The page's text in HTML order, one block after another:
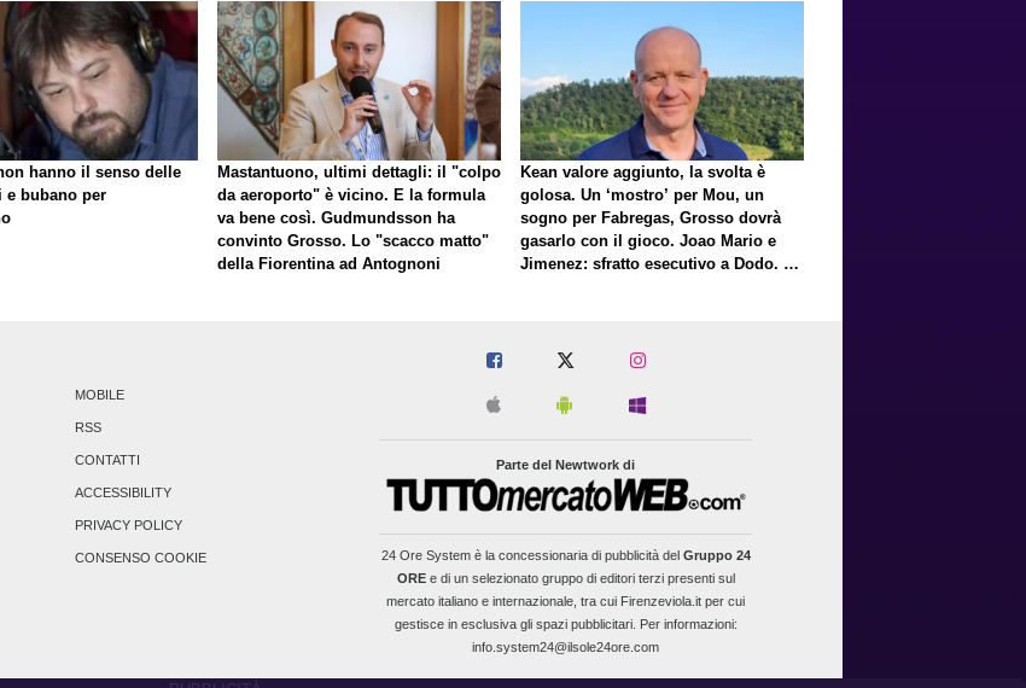
hanno il senso delle
bubano per
Mastantuono, ultimi dettagli: il "colpo
da aeroporto" è vicino. E la formula
va bene così. Gudmundsson ha
convinto Grosso. Lo "scacco matto"
della Fiorentina ad Antognoni
Kean valore aggiunto, la svolta è
golosa. Un ‘mostro’ per Mou, un
sogno per Fabregas, Grosso dovrà
gasarlo con il gioco. Joao Mario e
Jimenez: sfratto esecutivo a Dodo. E
MOBILE
RSS
CONTATTI
ACCESSIBILITY
PRIVACY POLICY
CONSENSO COOKIE
Parte del Newtwork di
24 Ore Systemè la concessionaria di pubblicità del Gruppo 24
OREe di un selezionato gruppo di editori terzi presenti sul
mercato italiano e internazionale, tra cui Firenzeviola.it per cui
gestisce in esclusiva gli spazi pubblicitari. Per informazioni:
info.system24@ilsole24ore.com